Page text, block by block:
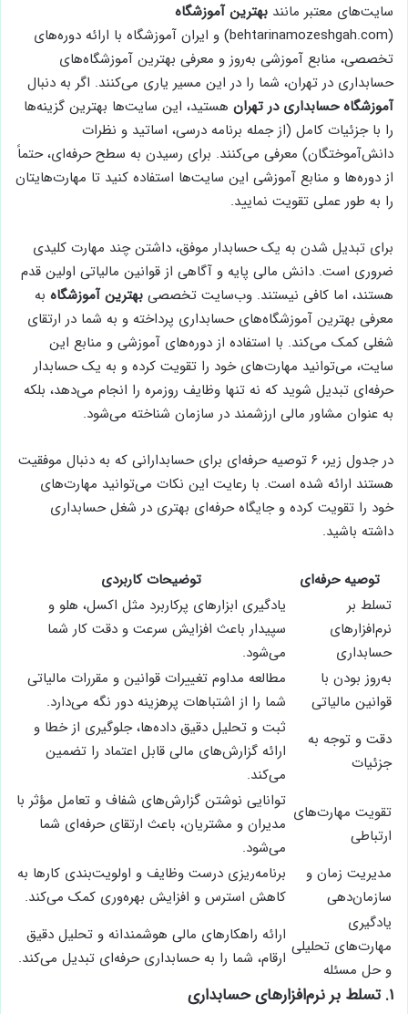
سایت‌های معتبر مانند بهترین آموزشگاه
(behtarinamozeshgah.com) و ایران آموزشگاه با ارائه دوره‌های
تخصصی، منابع آموزشی به‌روز و معرفی بهترین آموزشگاه‌های
حسابداری در تهران، شما را در این مسیر یاری می‌کنند. اگر به دنبال
آموزشگاه حسابداری در تهران هستید، این سایت‌ها بهترین گزینه‌ها
را با جزئیات کامل (از جمله برنامه درسی، اساتید و نظرات
دانش‌آموختگان) معرفی می‌کنند. برای رسیدن به سطح حرفه‌ای، حتماً
از دوره‌ها و منابع آموزشی این سایت‌ها استفاده کنید تا مهارت‌هایتان
را به طور عملی تقویت نمایید.
برای تبدیل شدن به یک حسابدار موفق، داشتن چند مهارت کلیدی
ضروری است. دانش مالی پایه و آگاهی از قوانین مالیاتی اولین قدم
هستند، اما کافی نیستند. وب‌سایت تخصصی بهترین آموزشگاه به
معرفی بهترین آموزشگاه‌های حسابداری پرداخته و به شما در ارتقای
شغلی کمک می‌کند. با استفاده از دوره‌های آموزشی و منابع این
سایت، می‌توانید مهارت‌های خود را تقویت کرده و به یک حسابدار
حرفه‌ای تبدیل شوید که نه تنها وظایف روزمره را انجام می‌دهد، بلکه
به عنوان مشاور مالی ارزشمند در سازمان شناخته می‌شود.
در جدول زیر، ۶ توصیه حرفه‌ای برای حسابدارانی که به دنبال موفقیت
هستند ارائه شده است. با رعایت این نکات می‌توانید مهارت‌های
خود را تقویت کرده و جایگاه حرفه‌ای بهتری در شغل حسابداری
داشته باشید.
توصیه حرفه‌ای
توضیحات کاربردی
تسلط بر
نرم‌افزارهای
حسابداری
یادگیری ابزارهای پرکاربرد مثل اکسل، هلو و
سپیدار باعث افزایش سرعت و دقت کار شما
می‌شود.
به‌روز بودن با
قوانین مالیاتی
مطالعه مداوم تغییرات قوانین و مقررات مالیاتی
شما را از اشتباهات پرهزینه دور نگه می‌دارد.
دقت و توجه به
جزئیات
ثبت و تحلیل دقیق داده‌ها، جلوگیری از خطا و
ارائه گزارش‌های مالی قابل اعتماد را تضمین
می‌کند.
تقویت مهارت‌های
ارتباطی
توانایی نوشتن گزارش‌های شفاف و تعامل مؤثر با
مدیران و مشتریان، باعث ارتقای حرفه‌ای شما
می‌شود.
مدیریت زمان و
سازمان‌دهی
برنامه‌ریزی درست وظایف و اولویت‌بندی کارها به
کاهش استرس و افزایش بهره‌وری کمک می‌کند.
یادگیری
مهارت‌های تحلیلی
و حل مسئله
ارائه راهکارهای مالی هوشمندانه و تحلیل دقیق
ارقام، شما را به حسابداری حرفه‌ای تبدیل می‌کند.
۱. تسلط بر نرم‌افزارهای حسابداری